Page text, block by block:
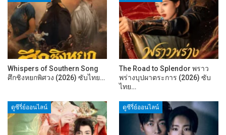
Whispers of Southern Song
ศึกชิงหยกพิศวง (2026) ซับไทย…
The Road to Splendor พราว
พร่างบุปผาตระการ (2026) ซับ
ไทย…
ดูซีรี่ย์ออนไลน์ ดูซีรี่ย์ออนไลน์